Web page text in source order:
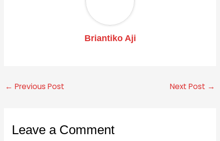
Briantiko Aji
← Previous Post Next Post →
Leave a Comment